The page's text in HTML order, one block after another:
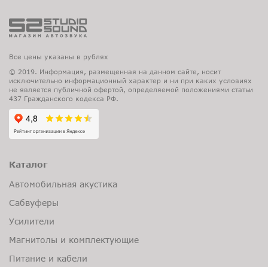
Все цены указаны в рублях
© 2019. Информация, размещенная на данном сайте, носит
исключительно информационный характер и ни при каких условиях
не является публичной офертой, определяемой положениями статьи
437 Гражданского кодекса РФ.
Каталог
Автомобильная акустика
Сабвуферы
Усилители
Магнитолы и комплектующие
Питание и кабели